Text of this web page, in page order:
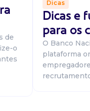
de
o
Dicas
Dicas e
para os
O Banco
plataforma